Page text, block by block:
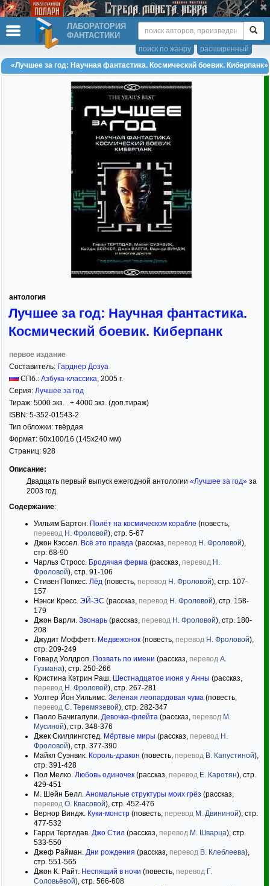
ЛАБОРАТОРИЯ
ФАНТАСТИКИ
расширенный
поиск по жанру
«Лучшее за год: Научная фантастика. Космический боевик. Киберпанк»
антология
Лучшее за год: Научная фантастика.
Космический боевик. Киберпанк
первое издание
Составитель: Гарднер Дозуа
СПб.: Азбука-классика, 2005 г.
Серия: Лучшее за год
Тираж: 5000 экз. + 4000 экз. (доп.тираж)
ISBN: 5-352-01543-2
Тип обложки: твёрдая
Формат: 60x100/16 (145x240 мм)
Страниц: 928
Описание:
Двадцать первый выпуск ежегодной антологии «Лучшее за год»за
2003 год.
Содержание:
Уильям Бартон. Полёт на космическом корабле (повесть,
перевод Н. Фроловой), стр. 5-67
Джон Кэссел. Всё это правда (рассказ, перевод Н. Фроловой),
стр. 68-90
Чарльз Стросс. Бродячая ферма (рассказ, перевод Н.
Фроловой), стр. 91-106
Стивен Попкес. Лёд (повесть, перевод Н. Фроловой), стр. 107-
157
Нэнси Кресс. ЭЙ-ЭС (рассказ, перевод Н. Фроловой), стр. 158-
179
Джон Варли. Звонарь (рассказ, перевод Н. Фроловой), стр. 180-
208
Джудит Моффетт. Медвежонок (повесть, перевод Н. Фроловой),
стр. 209-249
Говард Уолдроп. Позвать по имени (рассказ, перевод А.
Гузмана), стр. 250-266
Кристина Кэтрин Раш. Шестнадцатое июня у Анны (рассказ,
перевод Н. Фроловой), стр. 267-281
Уолтер Йон Уильямс. Зеленая леопардовая чума (повесть,
перевод С. Теремязевой), стр. 282-347
Паоло Бачигалупи. Девочка-флейта (рассказ, перевод М.
Мусиной), стр. 348-376
Джек Скиллингстед. Мёртвые миры (рассказ, перевод Н.
Фроловой), стр. 377-390
Майкл Суэнвик. Король-дракон (повесть, перевод В. Капустиной),
стр. 391-428
Пол Мелко. Любовь одиночек (рассказ, перевод Е. Каротян), стр.
429-451
М. Шейн Белл. Аномальные структуры моих грёз (рассказ,
перевод О. Квасовой), стр. 452-476
Вернор Виндж. Куки-монстр (повесть, перевод М. Двининой), стр.
477-532
Гарри Тертлдав. Джо Стил (рассказ, перевод М. Шварца), стр.
533-550
Джеф Райман. Дни рождения (рассказ, перевод В. Клеблеева),
стр. 551-565
Джон К. Райт. Неспящий в ночи (повесть, перевод Г.
Соловьёвой), стр. 566-608